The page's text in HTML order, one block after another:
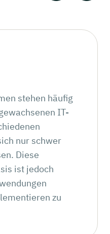
stehen häufig
IT-
nur schwer
Diese
ist jedoch
zu